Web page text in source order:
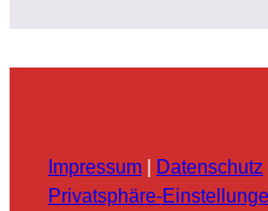
Impressum | Datenschutz
Privatsphäre-